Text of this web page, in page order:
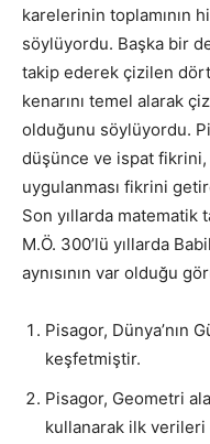
karelerinin toplamının
söylüyordu. Başka bir
takip ederek çizilen
kenarını temel alarak
olduğunu söylüyordu.
düşünce ve ispat
uygulanması fikrini
Son yıllarda matematik
M.Ö. 300’lü yıllarda
aynısının var olduğu
Pisagor, Dünya’nın
keşfetmiştir.
Pisagor, Geometri
kullanarak ilk